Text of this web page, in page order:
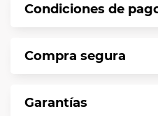
Condiciones de
puntualmente. Al
*Sujeto a aprobación
norma de VIU.
Compra segura
segura de principio a fin.
Garantías